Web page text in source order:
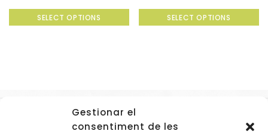
Gestionar el
consentiment de les
of
SELECT OPTIONS
of
SELECT OPTIONS